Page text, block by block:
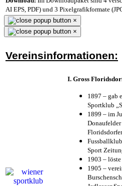
AI EPS, PDF) und 3 Pixelgrafikformate
×
×
Vereinsinformationen:
I. Gross
1897 – gab
Sportklub
1899 – im
Donaufelder
Floridsdorfer
Sport
1903 –
1905 –